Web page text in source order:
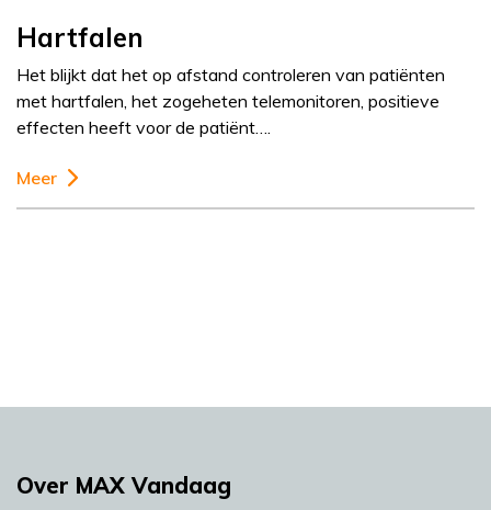
Hartfalen
Het blijkt dat het op afstand controleren van patiënten
met hartfalen, het zogeheten telemonitoren, positieve
effecten heeft voor de patiënt….
Meer
Over MAX Vandaag